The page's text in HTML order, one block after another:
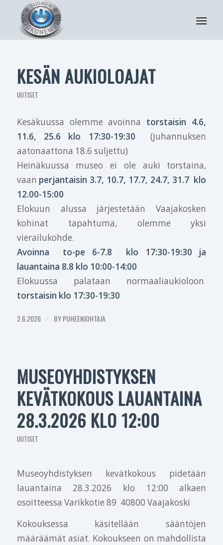
KESÄN AUKIOLOAJAT
UUTISET
Kesäkuussa olemme avoinna torstaisin 4.6,
11.6, 25.6 klo 17:30-19:30 (juhannuksen
aatonaattona 18.6 suljettu)
Heinäkuussa museo ei ole auki torstaina,
vaan perjantaisin 3.7, 10.7, 17.7, 24.7, 31.7 klo
12.00-15:00
Elokuun alussa järjestetään Vaajakosken
kohinat tapahtuma, olemme yksi
vierailukohde.
Avoinna to-pe 6-7.8 klo 17:30-19:30 ja
lauantaina 8.8 klo 10:00-14:00
Elokuussa palataan normaaliaukioloon
torstaisin klo 17:30-19:30
2.6.2026 / BYPUHEENJOHTAJA
MUSEOYHDISTYKSEN
KEVÄTKOKOUS LAUANTAINA
28.3.2026 KLO 12:00
UUTISET
Museoyhdistyksen kevätkokous pidetään
lauantaina 28.3.2026 klo 12:00 alkaen
osoitteessa Varikkotie 89 40800 Vaajakoski
Kokouksessa käsitellään sääntöjen
määräämät asiat. Kokoukseen on mahdollista